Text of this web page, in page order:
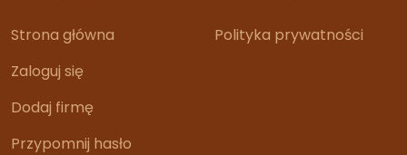
Strona główna
Zaloguj się
Dodaj firmę
Przypomnij hasło
Polityka prywatności